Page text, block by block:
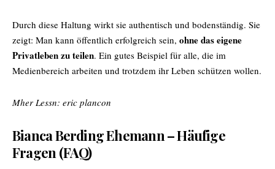
Durch diese Haltung wirkt sie authentisch und bodenständig. Sie
zeigt: Man kann öffentlich erfolgreich sein, ohne das eigene
Privatleben zu teilen. Ein gutes Beispiel für alle, die im
Medienbereich arbeiten und trotzdem ihr Leben schützen wollen.
Mher Lessn: eric plancon
Bianca Berding Ehemann – Häufige
Fragen (FAQ)